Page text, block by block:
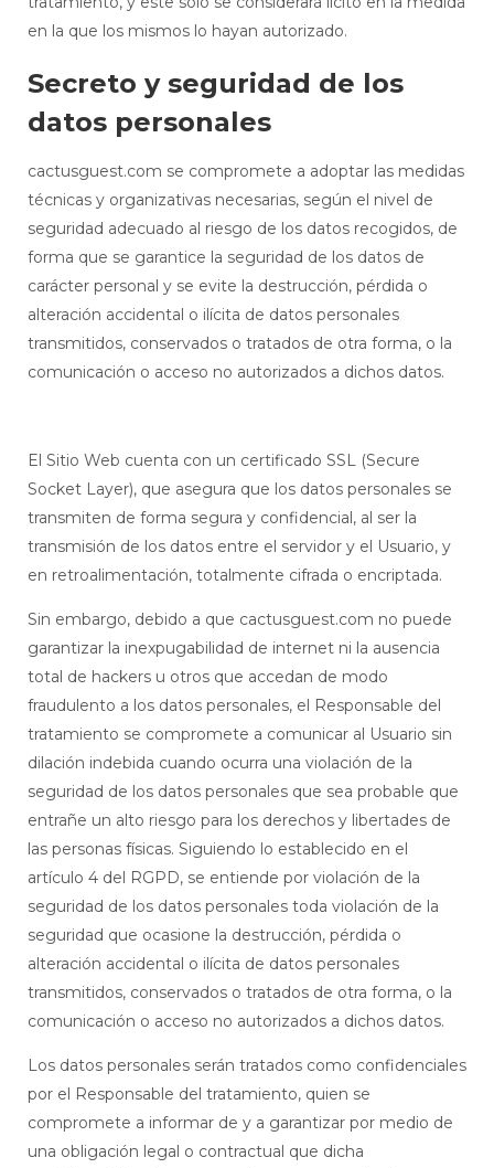
en la que los mismos lo hayan autorizado.
Secreto y seguridad de los
datos personales
cactusguest.com se compromete a adoptar las medidas
técnicas y organizativas necesarias, según el nivel de
seguridad adecuado al riesgo de los datos recogidos, de
forma que se garantice la seguridad de los datos de
carácter personal y se evite la destrucción, pérdida o
alteración accidental o ilícita de datos personales
transmitidos, conservados o tratados de otra forma, o la
comunicación o acceso no autorizados a dichos datos.
El Sitio Web cuenta con un certificado SSL (Secure
Socket Layer), que asegura que los datos personales se
transmiten de forma segura y confidencial, al ser la
transmisión de los datos entre el servidor y el Usuario, y
en retroalimentación, totalmente cifrada o encriptada.
Sin embargo, debido a que cactusguest.com no puede
garantizar la inexpugabilidad de internet ni la ausencia
total de hackers u otros que accedan de modo
fraudulento a los datos personales, el Responsable del
tratamiento se compromete a comunicar al Usuario sin
dilación indebida cuando ocurra una violación de la
seguridad de los datos personales que sea probable que
entrañe un alto riesgo para los derechos y libertades de
las personas físicas. Siguiendo lo establecido en el
artículo 4 del RGPD, se entiende por violación de la
seguridad de los datos personales toda violación de la
seguridad que ocasione la destrucción, pérdida o
alteración accidental o ilícita de datos personales
transmitidos, conservados o tratados de otra forma, o la
comunicación o acceso no autorizados a dichos datos.
Los datos personales serán tratados como confidenciales
por el Responsable del tratamiento, quien se
compromete a informar de y a garantizar por medio de
una obligación legal o contractual que dicha